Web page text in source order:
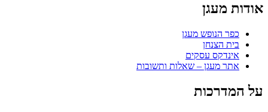
אודות מעגן
כפר הנופש מעגן
בית הצנחן
אינדקס עסקים
אתר מעגן – שאלות ותשובות
על המדרכות